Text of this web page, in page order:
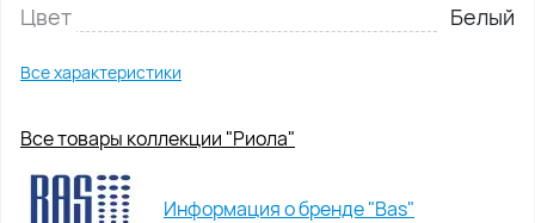
Цвет
Белый
Все характеристики
Все товары коллекции "Риола"
Информация о бренде "Bas"